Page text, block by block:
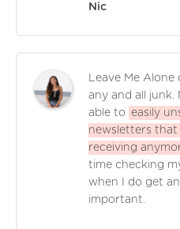
Nic
Leave Me
any and all
able to easily
newsletters that
receiving
time checking
when I do get
important.